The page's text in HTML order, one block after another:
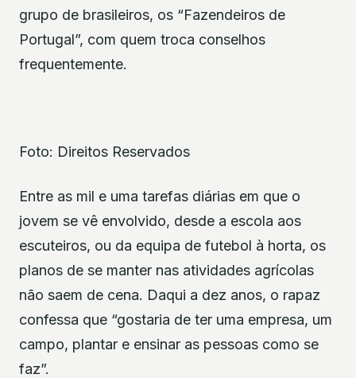
grupo de brasileiros, os “Fazendeiros de
Portugal”, com quem troca conselhos
frequentemente.
Foto: Direitos Reservados
Entre as mil e uma tarefas diárias em que o
jovem se vê envolvido, desde a escola aos
escuteiros, ou da equipa de futebol à horta, os
planos de se manter nas atividades agrícolas
não saem de cena. Daqui a dez anos, o rapaz
confessa que “gostaria de ter uma empresa, um
campo, plantar e ensinar as pessoas como se
faz”.